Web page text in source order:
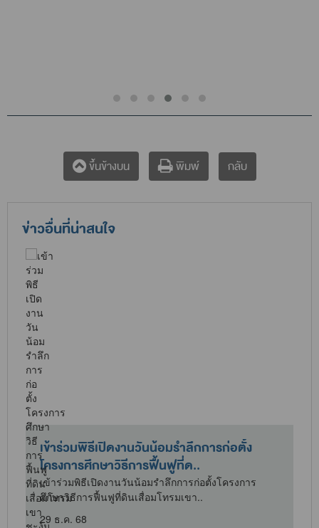
ขึ้นข้างบน พิมพ์ กลับ
ข่าวอื่นที่น่าสนใจ
เข้าร่วมพิธีเปิดงานวันน้อมรำลึกการก่อตั้ง
โครงการศึกษาวิธีการฟื้นฟูที่ด..
เข้าร่วมพิธีเปิดงานวันน้อมรำลึกการก่อตั้งโครงการ
ศึกษาวิธีการฟื้นฟูที่ดินเสื่อมโทรมเขา..
29 ธ.ค. 68